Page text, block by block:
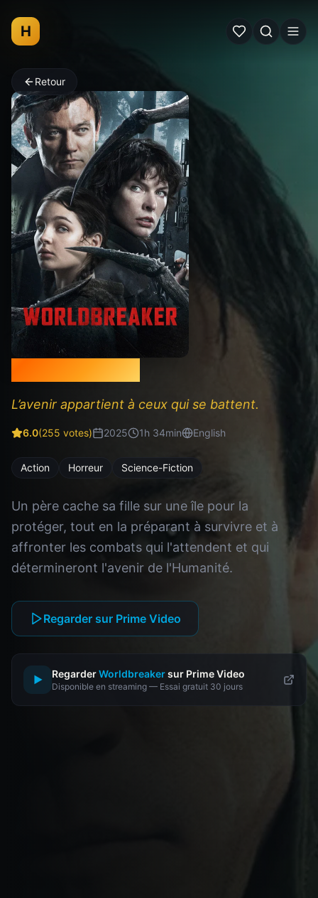
H
Retour
L’avenir appartient à ceux qui se battent.
6.0(255 votes) 2025 1h 34min English
Action Horreur Science-Fiction
Un père cache sa fille sur une île pour la
protéger, tout en la préparant à survivre et à
affronter les combats qui l'attendent et qui
détermineront l'avenir de l'Humanité.
Regarder sur Prime Video
▶ RegarderWorldbreakersur Prime Video
Disponible en streaming — Essai gratuit 30 jours